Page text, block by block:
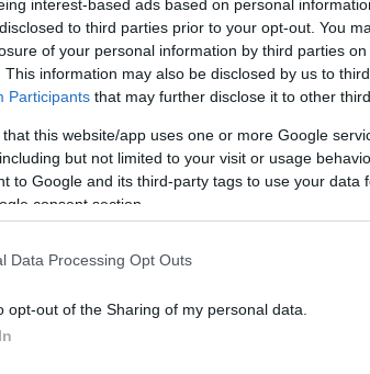
interest-based ads based on personal
to third parties prior to your opt-out. You
of your personal information by third parties on
This information may also be disclosed by us to
Participants that may further disclose it to other
that this website/app uses one or more Google
but not limited to your visit or usage
to Google and its third-party tags to use your data
consent section.
Data Processing Opt Outs
opt-out of the Sharing of my personal data.
megfelelő megoldás - főleg azért, mert